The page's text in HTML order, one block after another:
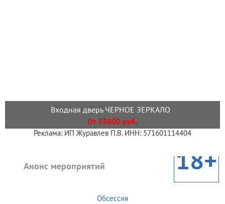
Входная дверь ЧЕРНОЕ ЗЕРКАЛО
От 33000 руб.
Реклама: ИП Журавлев П.В. ИНН: 571601114404
Анонс мероприятий 18+
Обсессия